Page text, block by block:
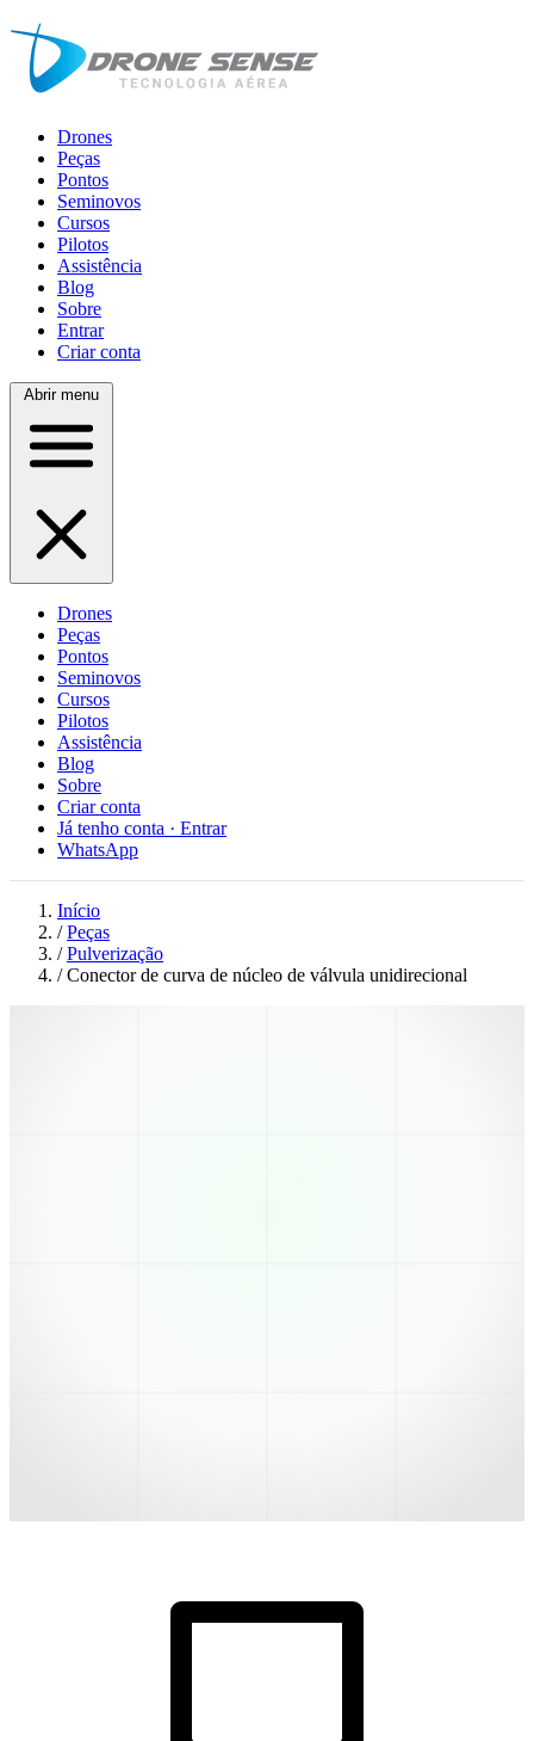
Drones
Peças
Pontos
Seminovos
Cursos
Pilotos
Assistência
Blog
Sobre
Entrar
Criar conta
Abrir menu
Drones
Peças
Pontos
Seminovos
Cursos
Pilotos
Assistência
Blog
Sobre
Criar conta
Já tenho conta · Entrar
WhatsApp
Início
/ Peças
/ Pulverização
/ Conector de curva de núcleo de válvula unidirecional